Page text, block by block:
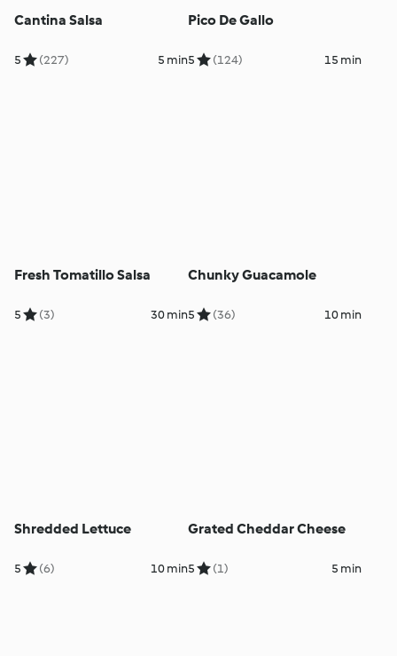
Cantina Salsa
5 (227) 5 min
Pico De Gallo
5 (124) 15 min
Fresh Tomatillo Salsa
5 (3) 30 min
Chunky Guacamole
5 (36) 10 min
Shredded Lettuce
5 (6) 10 min
Grated Cheddar Cheese
5 (1) 5 min